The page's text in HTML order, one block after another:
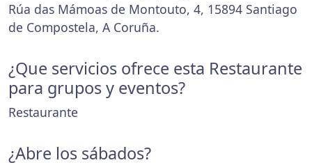
Rúa das Mámoas de Montouto, 4, 15894 Santiago
de Compostela, A Coruña.
¿Que servicios ofrece esta Restaurante
para grupos y eventos?
Restaurante
¿Abre los sábados?